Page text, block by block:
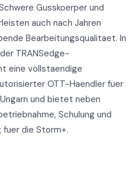
Gusskoerper und
auch nach Jahren
Bearbeitungsqualitaet. In
TRANSedge-
eine vollstaendige
OTT-Haendler fuer
und bietet neben
Schulung und
die Storm+.